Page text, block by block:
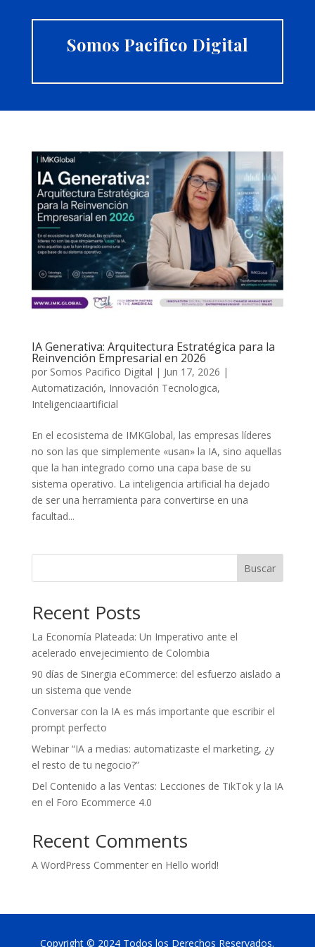
Somos Pacifico Digital
IA Generativa: Arquitectura Estratégica para la
Reinvención Empresarial en 2026
por Somos Pacifico Digital | Jun 17, 2026 |
Automatización, Innovación Tecnologica,
Inteligenciaartificial
En el ecosistema de IMKGlobal, las empresas líderes
no son las que simplemente «usan» la IA, sino aquellas
que la han integrado como una capa base de su
sistema operativo. La inteligencia artificial ha dejado
de ser una herramienta para convertirse en una
facultad...
Buscar
Recent Posts
La Economía Plateada: Un Imperativo ante el
acelerado envejecimiento de Colombia
90 días de Sinergia eCommerce: del esfuerzo aislado a
un sistema que vende
Conversar con la IA es más importante que escribir el
prompt perfecto
Webinar “IA a medias: automatizaste el marketing, ¿y
el resto de tu negocio?”
Del Contenido a las Ventas: Lecciones de TikTok y la IA
en el Foro Ecommerce 4.0
Recent Comments
A WordPress Commenteren Hello world!
Copyright © 2024 Todos los Derechos Reservados.